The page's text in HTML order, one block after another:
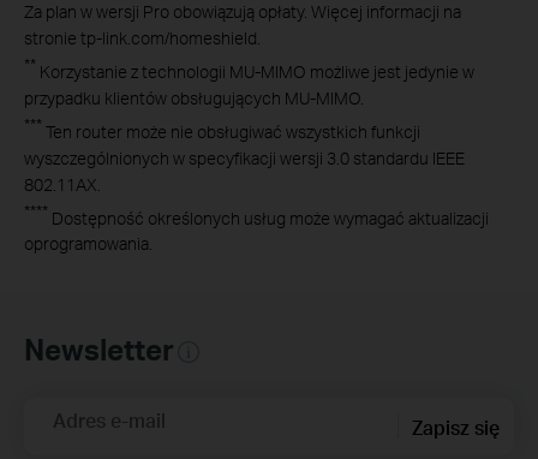
Za plan w wersji Pro obowiązują opłaty. Więcej informacji na
stronie tp-link.com/homeshield
** Korzystanie z technologii MU-MIMO możliwe jest jedynie w
przypadku klientów obsługujących MU-MIMO.
*** Ten router może nie obsługiwać wszystkich funkcji
wyszczególnionych w specyfikacji wersji 3.0 standardu IEEE
802.11AX.
**** Dostępność określonych usług może wymagać aktualizacji
oprogramowania.
Newsletter
Adres e-mail Zapisz się